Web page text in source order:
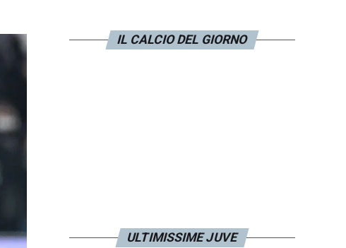
IL CALCIO DEL GIORNO
ULTIMISSIME JUVE